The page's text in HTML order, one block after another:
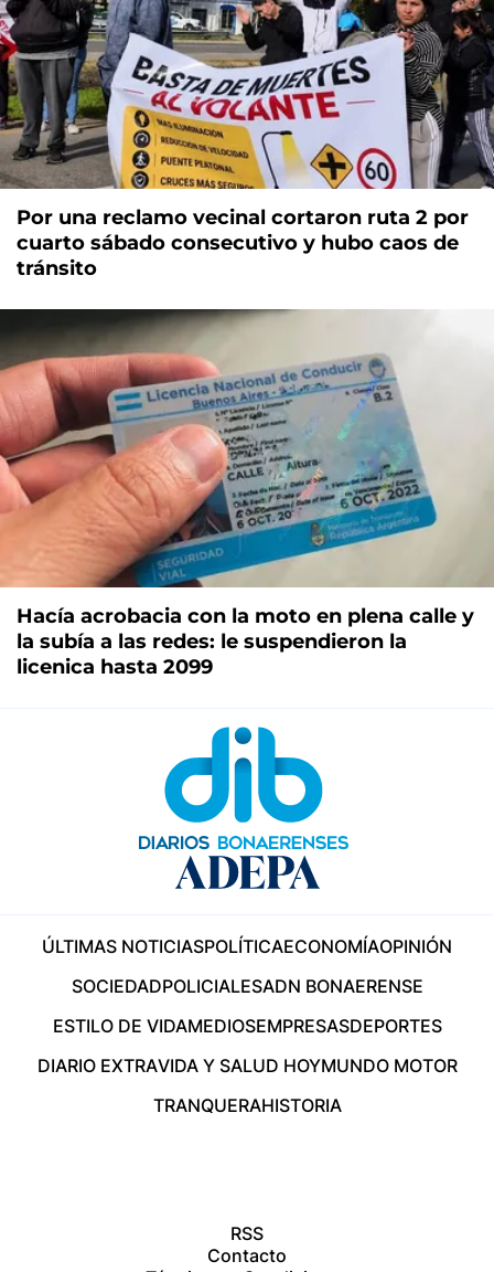
Por una reclamo vecinal cortaron ruta 2 por
cuarto sábado consecutivo y hubo caos de
tránsito
Hacía acrobacia con la moto en plena calle y
la subía a las redes: le suspendieron la
licenica hasta 2099
ÚLTIMAS NOTICIASPOLÍTICAECONOMÍAOPINIÓN
SOCIEDADPOLICIALESADN BONAERENSE
ESTILO DE VIDAMEDIOSEMPRESASDEPORTES
DIARIO EXTRAVIDA Y SALUD HOYMUNDO MOTOR
TRANQUERAHISTORIA
RSS
Contacto